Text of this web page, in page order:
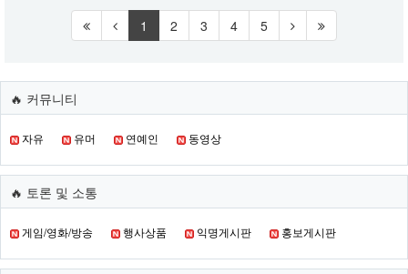
1 2 3 4 5
🔥 커뮤니티
자유 유머 연예인 동영상
🔥 토론 및 소통
게임/영화/방송 행사상품 익명게시판 홍보게시판